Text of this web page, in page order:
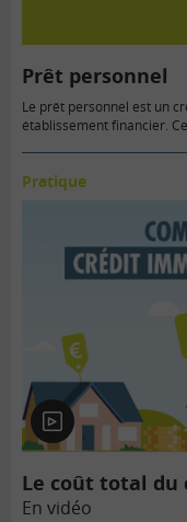
Prêt personnel
Le prêt personnel est un
établissement financier.
Pratique
En
vidéo
Le coût total du
En vidéo